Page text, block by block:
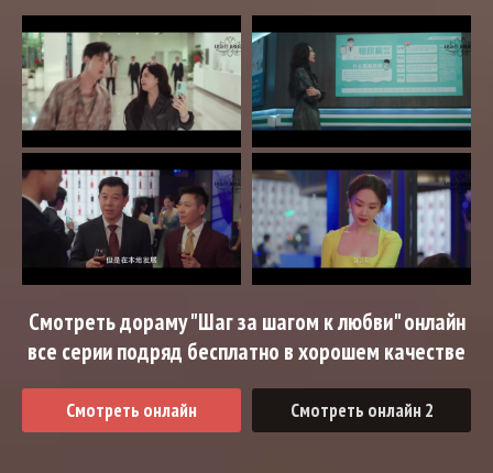
Смотреть дораму "Шаг за шагом к любви" онлайн
все серии подряд бесплатно в хорошем качестве
Смотреть онлайн Смотреть онлайн 2